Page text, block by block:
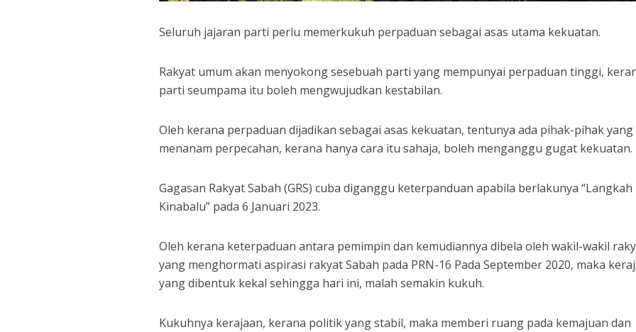
Seluruh jajaran parti perlu memerkukuh perpaduan sebagai asas utama kekuatan.
Rakyat umum akan menyokong sesebuah parti yang mempunyai perpaduan tinggi,
parti seumpama itu boleh mengwujudkan kestabilan.
Oleh kerana perpaduan dijadikan sebagai asas kekuatan, tentunya ada pihak-pihak yang
menanam perpecahan, kerana hanya cara itu sahaja, boleh menganggu gugat kekuatan.
Gagasan Rakyat Sabah (GRS) cuba diganggu keterpanduan apabila berlakunya “Langkah
Kinabalu” pada 6 Januari 2023.
Oleh kerana keterpaduan antara pemimpin dan kemudiannya dibela oleh wakil-wakil
yang menghormati aspirasi rakyat Sabah pada PRN-16 Pada September 2020, maka
yang dibentuk kekal sehingga hari ini, malah semakin kukuh.
Kukuhnya kerajaan, kerana politik yang stabil, maka memberi ruang pada kemajuan dan